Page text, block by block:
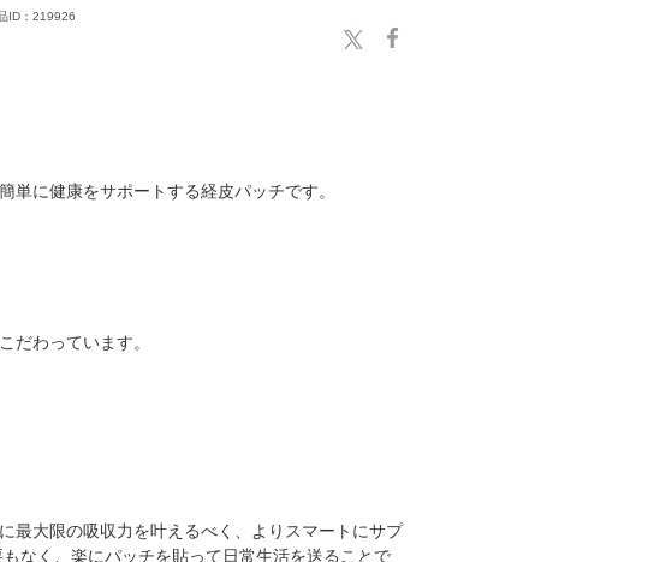
ID：219926
に健康をサポートする経皮パッチです。
だわっています。
最大限の吸収力を叶えるべく、よりスマートにサプ
なく、楽にパッチを貼って日常生活を送ることで